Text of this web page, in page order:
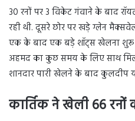
30 रनों पर 3 विकेट गंवाने के बाद
रही थी. दूसरे छोर पर खड़े ग्लेन
एक के बाद एक बड़े शॉट्स खेलना शुरू
अहमद का कुछ समय के लिए साथ
शानदार पारी खेलने के बाद कुलदीप
कार्तिक ने खेली 66 रनों